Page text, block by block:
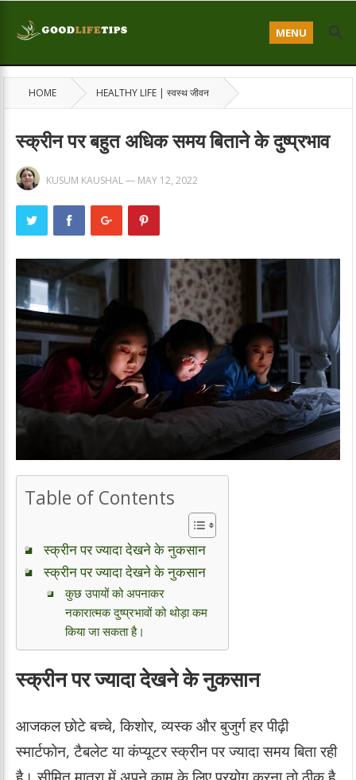
MENU
HOME HEALTHY LIFE | स्वस्थ जीवन
स्क्रीन पर बहुत अधिक समय बिताने के दुष्प्रभाव
KUSUM KAUSHAL— MAY 12, 2022
Table of Contents
स्क्रीन पर ज्यादा देखने के नुकसान
स्क्रीन पर ज्यादा देखने के नुकसान
कुछ उपायों को अपनाकर
नकारात्मक दुष्प्रभावों को थोड़ा कम
किया जा सकता है।
स्क्रीन पर ज्यादा देखने के नुकसान
आजकल छोटे बच्चे, किशोर, व्यस्क और बुजुर्ग हर पीढ़ी
स्मार्टफोन, टैबलेट या कंप्यूटर स्क्रीन पर ज्यादा समय बिता रही